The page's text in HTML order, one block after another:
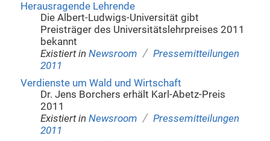
Herausragende Lehrende
Die Albert-Ludwigs-Universität gibt
Preisträger des Universitätslehrpreises 2011
bekannt
Existiert in Newsroom / Pressemitteilungen
2011
Verdienste um Wald und Wirtschaft
Dr. Jens Borchers erhält Karl-Abetz-Preis
2011
Existiert in Newsroom / Pressemitteilungen
2011